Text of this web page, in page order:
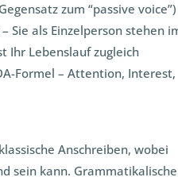
zum “passive voice”)
Sie als Einzelperson stehen
Ihr Lebenslauf zugleich
Formel – Attention, Interest,
Anschreiben, wobei
sein kann. Grammatikalische